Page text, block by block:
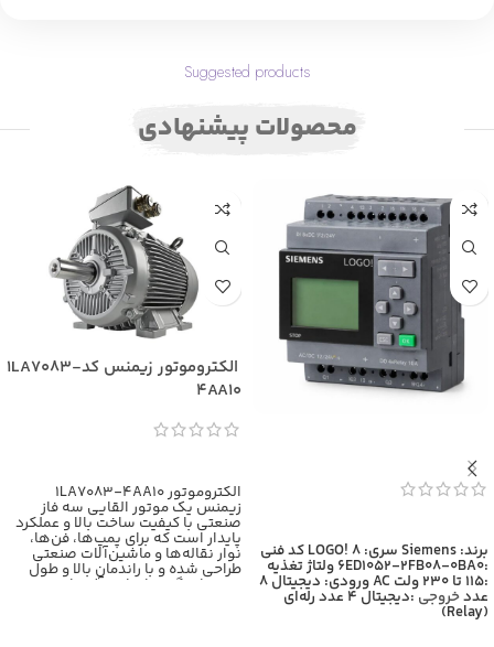
Suggested products
محصولات پیشنهادی
برند: Siemens سری: LOGO! 8 کد فنی
:6ED1052-2FB08-0BA0 ولتاژ تغذیه
:115 تا 230 ولت AC ورودی: دیجیتال 8
عددخروجی :دیجیتال 4 عدد رله‌ای
(Relay)
الکتروموتور زیمنس کد1LA7083-
4AA10
الکتروموتور 1LA7083-4AA10
زیمنس یک موتور القایی سه فاز
صنعتی با کیفیت ساخت بالا و عملکرد
پایدار است که برای پمپ‌ها، فن‌ها،
نوار نقاله‌ها و ماشین‌آلات صنعتی
طراحی شده و با راندمان بالا و طول
عمر زیاد، گزینه‌ای ایده‌آل برای